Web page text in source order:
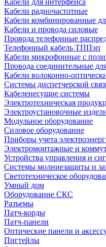
Кабели для интерфейса
Кабели радиочастотные
Кабели комбинированные
Кабели и провода силовые
Провода телефонные
Телефонный кабель ТППэп
Кабели микрофонные с
Провода соединительные
Кабели волоконно-
Системы диспетчерской
Кабеленесущие системы
Электротехническая
Электроустановочные
Модульное оборудование
Силовое оборудование
Приборы учета
Электромонтажные и
Устройства управления и
Системы молниезащиты и
Светотехническое
Умный дом
Оборудование СКС
Разъемы
Патч-корды
Патч-панели
Оптические панели и
Пигтейлы